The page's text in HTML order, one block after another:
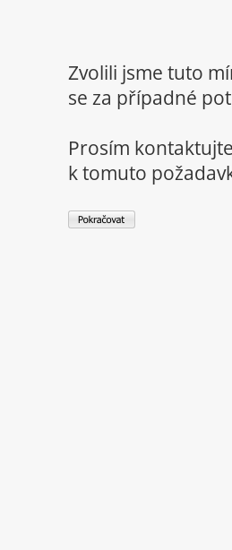
Zvolili jsme tuto
se za případné
Prosím
k tomuto